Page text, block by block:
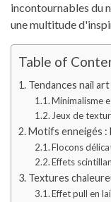
incontournables du
une multitude
Table of
Tendances nail
Minimalisme
Jeux de
Motifs enneigés :
Flocons
Effets
Textures
Effet pull en